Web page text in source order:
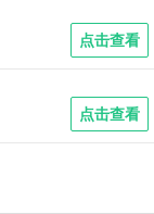
点击查看
点击查看